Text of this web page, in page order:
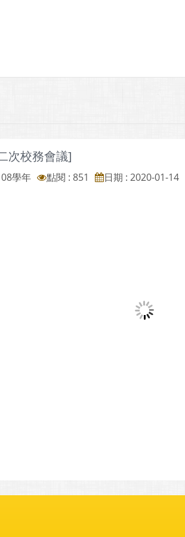
次校務會議]
學年 點閱 : 851 日期 : 2020-01-14